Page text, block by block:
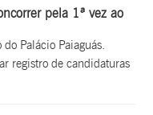
pela 1ª vez ao
Palácio Paiaguás.
registro de candidaturas